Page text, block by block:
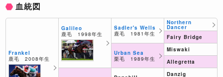
血統図
Frankel
鹿毛 2008年生
Galileo
鹿毛 1998年生
Sadler's Wells
鹿毛 1981年生
Urban Sea
栗毛 1989年生
Northern
Dancer
Fairy Bridge
Miswaki
Allegretta
Danzig